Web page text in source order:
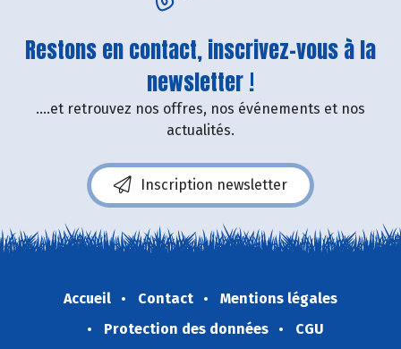
Restons en contact, inscrivez-vous à la
newsletter !
....et retrouvez nos offres, nos événements et nos
actualités.
Inscription newsletter
Accueil Contact
Mentions légales
Protection des données
CGU